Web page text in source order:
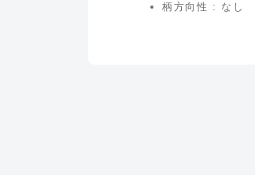
柄方向性 : なし